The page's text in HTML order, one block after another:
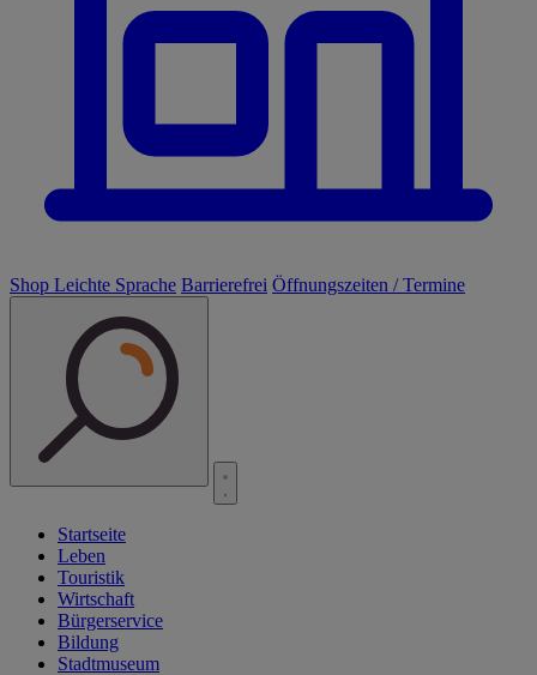
Shop Leichte Sprache Barrierefrei Öffnungszeiten / Termine
Startseite
Leben
Touristik
Wirtschaft
Bürgerservice
Bildung
Stadtmuseum